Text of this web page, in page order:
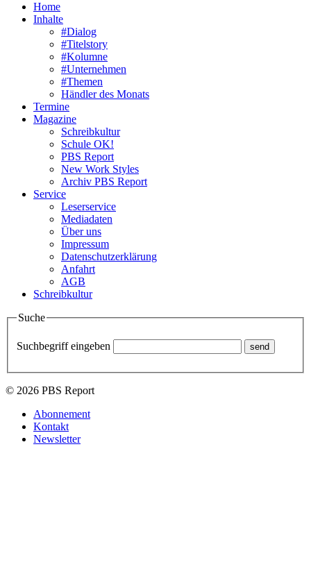
Home
Inhalte
#Dialog
#Titelstory
#Kolumne
#Unternehmen
#Themen
Händler des Monats
Termine
Magazine
Schreibkultur
Schule OK!
PBS Report
New Work Styles
Archiv PBS Report
Service
Leserservice
Mediadaten
Über uns
Impressum
Datenschutzerklärung
Anfahrt
AGB
Schreibkultur
Suche
Suchbegriff eingeben
© 2026 PBS Report
Abonnement
Kontakt
Newsletter